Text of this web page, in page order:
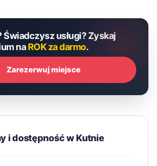
Świadczysz usługi? Zyskaj
naROK za darmo.
Zarezerwuj miejsce
i dostępność w Kutnie